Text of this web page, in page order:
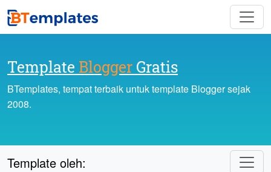
Template Blogger Gratis
BTemplates, tempat terbaik untuk template Blogger sejak
2008.
Template oleh: